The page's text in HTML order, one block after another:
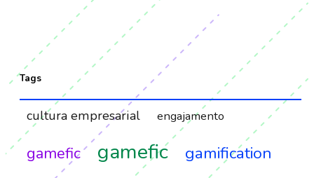
Tags
cultura empresarial engajamento
gamefic gamefic gamification